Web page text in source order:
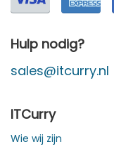
Hulp nodig?
sales@itcurry.nl
ITCurry
Wie wij zijn